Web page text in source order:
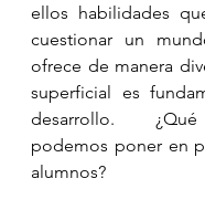
ellos habilidades
cuestionar un
ofrece de manera
superficial es
desarrollo.
podemos poner en
alumnos?